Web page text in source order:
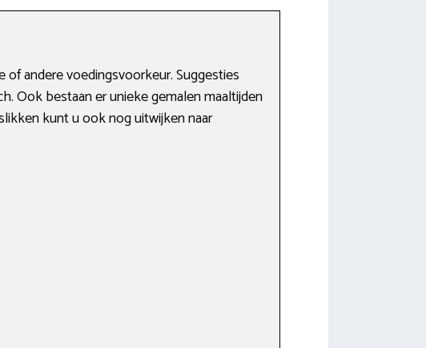
andere voedingsvoorkeur. Suggesties
Ook bestaan er unieke gemalen maaltijden
kunt u ook nog uitwijken naar